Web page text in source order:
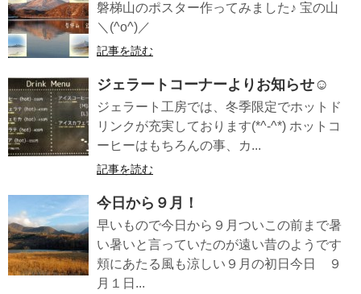
磐梯山のポスター作ってみました♪ 宝の山
＼(^o^)／
記事を読む
ジェラートコーナーよりお知らせ☺️
ジェラート工房では、冬季限定でホットド
リンクが充実しております(*^-^*) ホットコ
ーヒーはもちろんの事、カ...
記事を読む
今日から９月！
早いもので今日から９月ついこの前まで暑
い暑いと言っていたのが遠い昔のようです
頬にあたる風も涼しい９月の初日今日 ９
月１日...